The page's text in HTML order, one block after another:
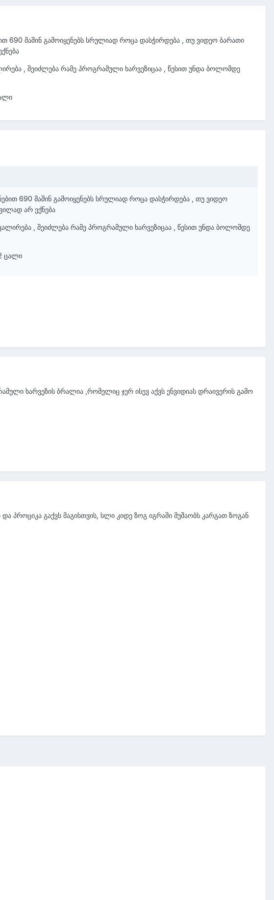
690 მაშინ გამოიყენებს სრულიად როცა დასჭირდება , თუ ვიდეო ბარათი
, შეიძლება რამე პროგრამული ხარვეზიცაა , წესით უნდა ბოლომდე
690 მაშინ გამოიყენებს სრულიად როცა დასჭირდება , თუ ვიდეო
არ ექნება
, შეიძლება რამე პროგრამული ხარვეზიცაა , წესით უნდა ბოლომდე
ცალი
ხარვეზის ბრალია ,რომელიც ჯერ ისევ აქვს ენვიდიას დრაივერის გამო
პროციკა გაქვს მაგისთვის, სლი კიდე ზოგ იგრაში მუშაობს კარგათ ზოგან